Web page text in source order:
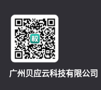
广州贝应云科技有限公司